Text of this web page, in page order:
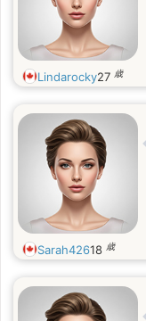
Lindarocky27 歳
Sarah42618 歳